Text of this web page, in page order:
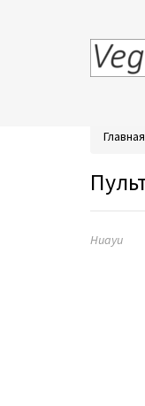
Главная
Huayu